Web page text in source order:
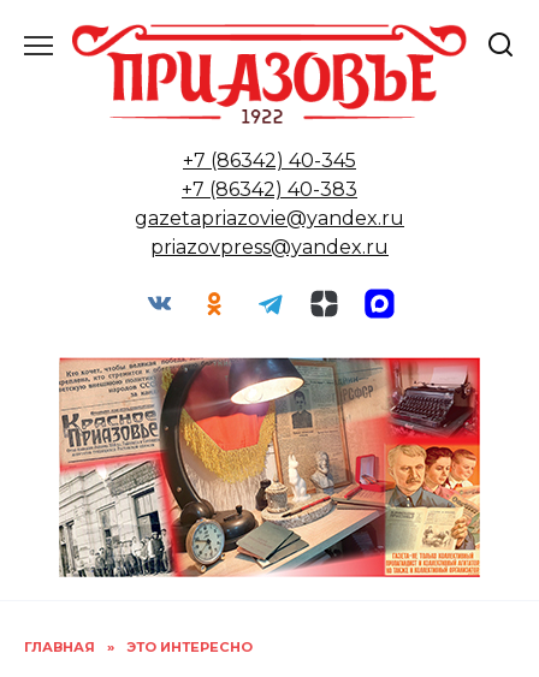
содержанию
+7 (86342) 40-345
+7 (86342) 40-383
gazetapriazovie@yandex.ru
priazovpress@yandex.ru
ГЛАВНАЯ » ЭТО ИНТЕРЕСНО